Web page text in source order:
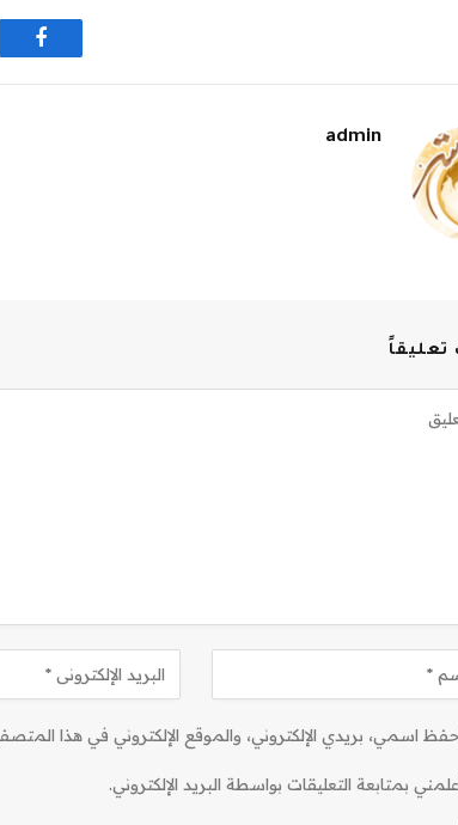
admin
تعليقاً
اسمي، بريدي الإلكتروني، والموقع الإلكتروني في هذا
بمتابعة التعليقات بواسطة البريد الإلكتروني.